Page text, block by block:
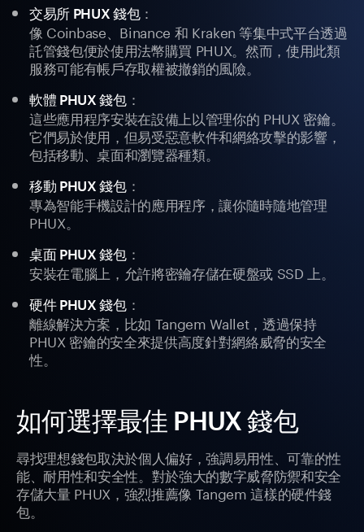
交易所 PHUX 錢包：
像 Coinbase、Binance 和 Kraken 等集中式平台透過
託管錢包便於使用法幣購買 PHUX。然而，使用此類
服務可能有帳戶存取權被撤銷的風險。
軟體 PHUX 錢包：
這些應用程序安裝在設備上以管理你的 PHUX 密鑰。
它們易於使用，但易受惡意軟件和網絡攻擊的影響，
包括移動、桌面和瀏覽器種類。
移動 PHUX 錢包：
專為智能手機設計的應用程序，讓你隨時隨地管理
PHUX。
桌面 PHUX 錢包：
安裝在電腦上，允許將密鑰存儲在硬盤或 SSD 上。
硬件 PHUX 錢包：
離線解決方案，比如 Tangem Wallet，透過保持
PHUX 密鑰的安全來提供高度針對網絡威脅的安全
性。
如何選擇最佳 PHUX 錢包
尋找理想錢包取決於個人偏好，強調易用性、可靠的性
能、耐用性和安全性。對於強大的數字威脅防禦和安全
存儲大量 PHUX，強烈推薦像 Tangem 這樣的硬件錢
包。